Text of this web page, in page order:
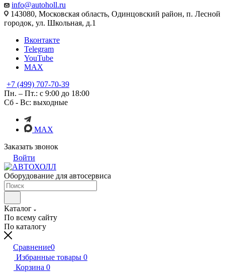
info@autoholl.ru
143080, Московская область, Одинцовский район, п. Лесной
городок, ул. Школьная, д.1
Вконтакте
Telegram
YouTube
MAX
+7 (499) 707-70-39
Пн. – Пт.: с 9:00 до 18:00
Сб - Вс: выходные
MAX
Заказать звонок
Войти
Оборудование для автосервиса
Каталог
По всему сайту
По каталогу
Сравнение0
Избранные товары 0
Корзина 0